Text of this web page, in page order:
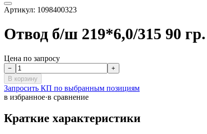
Артикул: 1098400323
Отвод б/ш 219*6,0/315 90
Цена по запросу
−
+
В корзину
Запросить КП по выбранным позициям
в избранное·в сравнение
Краткие характеристики